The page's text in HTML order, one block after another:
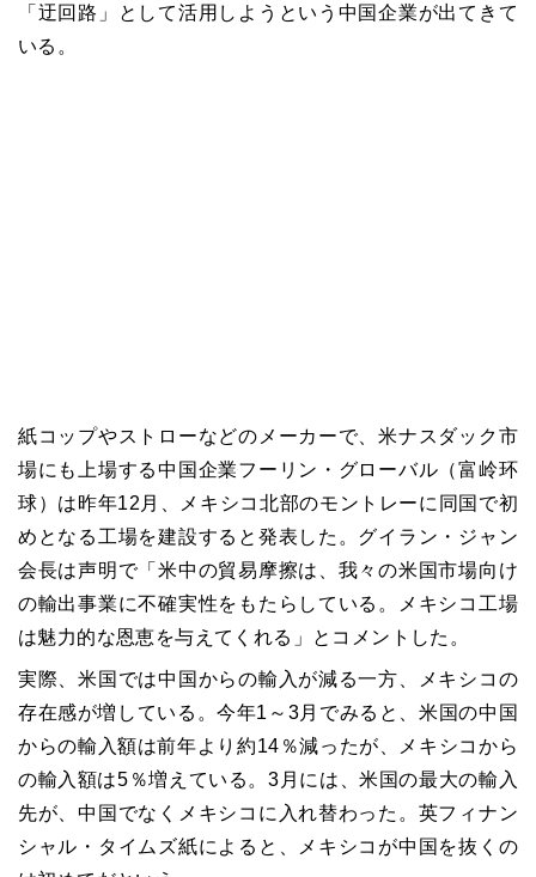
「迂回路」として活用しようという中国企業が出てきて
いる。
紙コップやストローなどのメーカーで、米ナスダック市
場にも上場する中国企業フーリン・グローバル（富岭环
球）は昨年12月、メキシコ北部のモントレーに同国で初
めとなる工場を建設すると発表した。グイラン・ジャン
会長は声明で「米中の貿易摩擦は、我々の米国市場向け
の輸出事業に不確実性をもたらしている。メキシコ工場
は魅力的な恩恵を与えてくれる」とコメントした。
実際、米国では中国からの輸入が減る一方、メキシコの
存在感が増している。今年1～3月でみると、米国の中国
からの輸入額は前年より約14％減ったが、メキシコから
の輸入額は5％増えている。3月には、米国の最大の輸入
先が、中国でなくメキシコに入れ替わった。英フィナン
シャル・タイムズ紙によると、メキシコが中国を抜くの